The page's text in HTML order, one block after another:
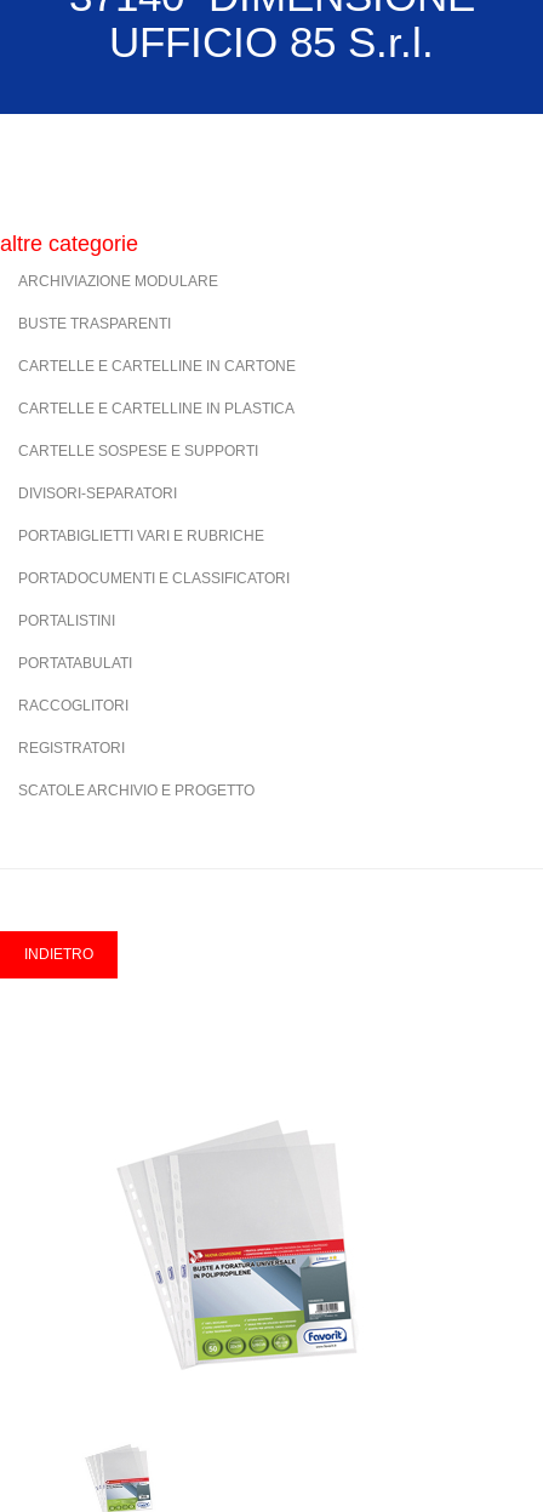
UFFICIO 85 S.r.l.
altre categorie
ARCHIVIAZIONE MODULARE
BUSTE TRASPARENTI
CARTELLE E CARTELLINE IN CARTONE
CARTELLE E CARTELLINE IN PLASTICA
CARTELLE SOSPESE E SUPPORTI
DIVISORI-SEPARATORI
PORTABIGLIETTI VARI E RUBRICHE
PORTADOCUMENTI E CLASSIFICATORI
PORTALISTINI
PORTATABULATI
RACCOGLITORI
REGISTRATORI
SCATOLE ARCHIVIO E PROGETTO